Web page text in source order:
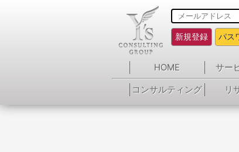
新規登録 パス
HOME サー
コンサルティング
リ